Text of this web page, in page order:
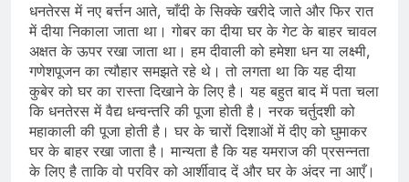
धनतेरस में नए बर्त्तन आते, चाँदी के सिक्के खरीदे जाते और फिर रात
में दीया निकाला जाता था। गोबर का दीया घर के गेट के बाहर चावल
अक्षत के ऊपर रखा जाता था। हम दीवाली को हमेशा धन या लक्ष्मी,
गणेशपूजन का त्यौहार समझते रहे थे। तो लगता था कि यह दीया
कुबेर को घर का रास्ता दिखाने के लिए है। यह बहुत बाद में पता चला
कि धनतेरस में वैद्य धन्वन्तरि की पूजा होती है। नरक चर्तुदशी को
महाकाली की पूजा होती है। घर के चारों दिशाओं में दीए को घुमाकर
घर के बाहर रखा जाता है। मान्यता है कि यह यमराज की प्रसन्नता
के लिए है ताकि वो परविर को आर्शीवाद दें और घर के अंदर ना आएँ।